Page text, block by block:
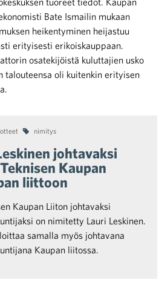
Bate Ismailin mukaan
heikentyminen heijastuu
erityisesti erikoiskauppaan.
osatekijöistä kuluttajien usko
talouteensa oli kuitenkin erityisen
nimitys
johtavaksi
Kaupan
liittoon
Kaupan Liiton johtavaksi
on nimitetty Lauri Leskinen.
samalla myös johtavana
Kaupan liitossa.